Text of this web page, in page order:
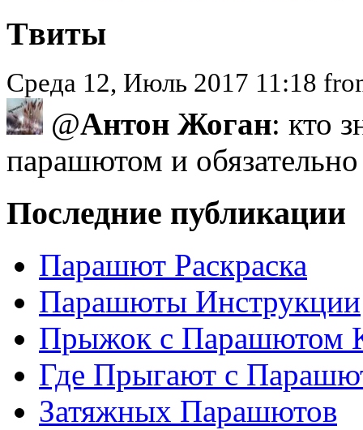
Tвиты
Среда 12, Июль 2017 11:18
@Антон Жоган: кто
парашютом и
Последние публикации
Парашют Раскраска
Парашюты Инструкции
Прыжок с Парашютом
Где Прыгают с
Затяжных Парашютов